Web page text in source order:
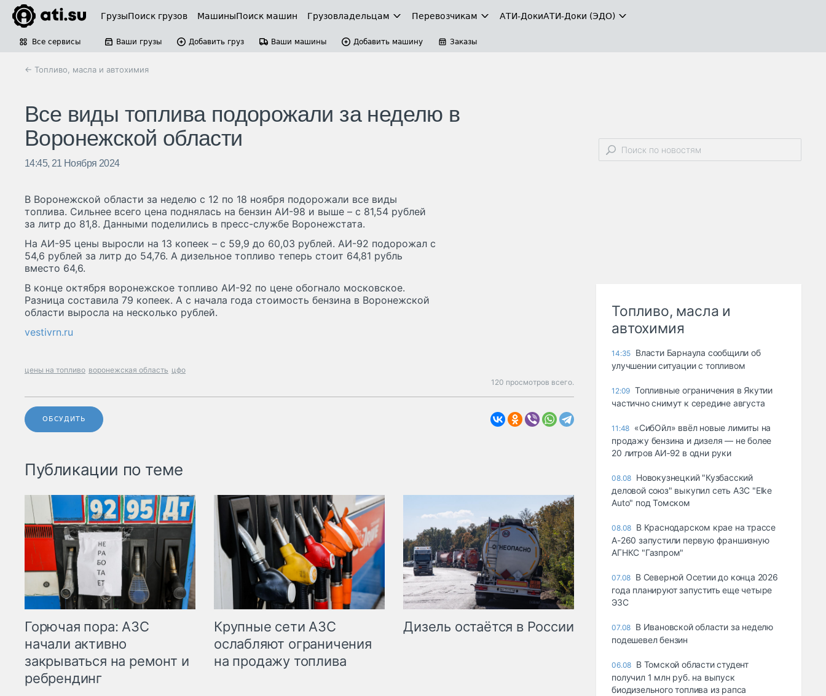
ГрузыПоиск грузов МашиныПоиск машин Грузовладельцам Перевозчикам АТИ-ДокиАТИ-Доки (ЭДО)
Все сервисы Ваши грузы Добавить груз Ваши машины Добавить машину Заказы
← Топливо, масла и автохимия
Все виды топлива подорожали за неделю в
Воронежской области
14:45, 21 Ноября 2024
В Воронежской области за неделю с 12 по 18 ноября подорожали все виды
топлива. Сильнее всего цена поднялась на бензин АИ-98 и выше – с 81,54 рублей
за литр до 81,8. Данными поделились в пресс-службе Воронежстата.
На АИ-95 цены выросли на 13 копеек – с 59,9 до 60,03 рублей. АИ-92 подорожал с
54,6 рублей за литр до 54,76. А дизельное топливо теперь стоит 64,81 рубль
вместо 64,6.
В конце октября воронежское топливо АИ-92 по цене обогнало московское.
Разница составила 79 копеек. А с начала года стоимость бензина в Воронежской
области выросла на несколько рублей.
vestivrn.ru
цены на топливо воронежская область цфо
120 просмотров всего.
ОБСУДИТЬ
Публикации по теме
Горючая пора: АЗС
начали активно
закрываться на ремонт и
ребрендинг
Крупные сети АЗС
ослабляют ограничения
на продажу топлива
Дизель остаётся в России
Топливо, масла и
автохимия
14:35 Власти Барнаула сообщили об
улучшении ситуации с топливом
12:09 Топливные ограничения в Якутии
частично снимут к середине августа
11:48 «СибОйл» ввёл новые лимиты на
продажу бензина и дизеля — не более
20 литров АИ‑92 в одни руки
08.08 Новокузнецкий "Кузбасский
деловой союз" выкупил сеть АЗС "Elke
Auto" под Томском
08.08 В Краснодарском крае на трассе
А-260 запустили первую франшизную
АГНКС "Газпром"
07.08 В Северной Осетии до конца 2026
года планируют запустить еще четыре
ЭЗС
07.08 В Ивановской области за неделю
подешевел бензин
06.08 В Томской области студент
получил 1 млн руб. на выпуск
биодизельного топлива из рапса